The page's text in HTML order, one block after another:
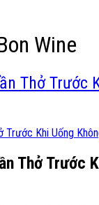
Wine
Thở Trước
Thở Trước